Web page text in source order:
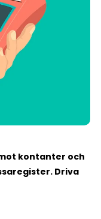
kontanter och
Driva